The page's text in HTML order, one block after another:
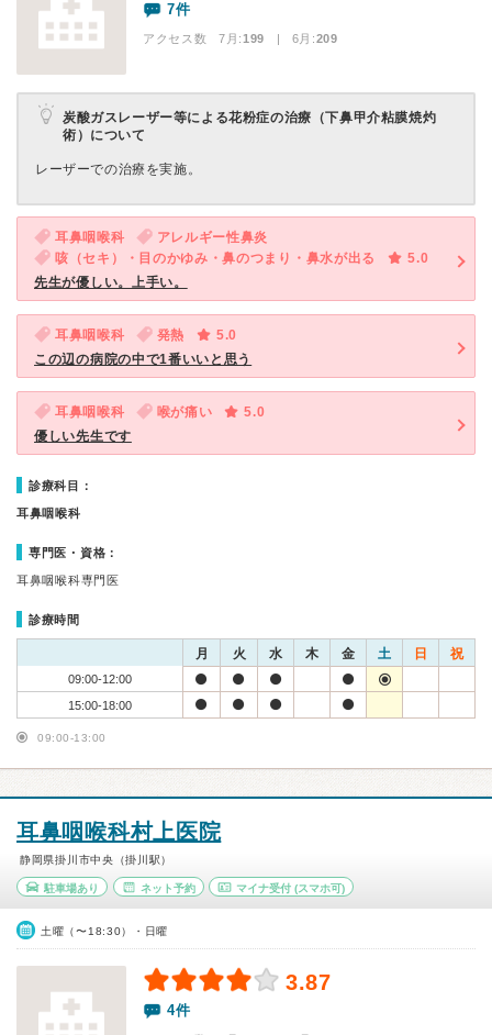
7件
アクセス数 7月:199 | 6月:209
炭酸ガスレーザー等による花粉症の治療（下鼻甲介粘膜焼灼
術）について
レーザーでの治療を実施。
耳鼻咽喉科
アレルギー性鼻炎
咳（セキ）・目のかゆみ・鼻のつまり・鼻水が出る
5.0
先生が優しい。上手い。
耳鼻咽喉科 発熱
5.0
この辺の病院の中で1番いいと思う
耳鼻咽喉科 喉が痛い
5.0
優しい先生です
診療科目：
耳鼻咽喉科
専門医・資格：
耳鼻咽喉科専門医
診療時間
月 火 水 木 金 土 日 祝
09:00-12:00
15:00-18:00
09:00-13:00
耳鼻咽喉科村上医院
静岡県掛川市中央（掛川駅）
駐車場あり ネット予約 マイナ受付 (スマホ可)
土曜（〜18:30）・日曜
3.87
4件